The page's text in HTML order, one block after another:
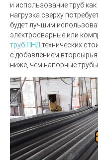
и использование труб
нагрузка сверху
будет лучшим
электросварные или
труб ПНД технических
с добавлением
ниже, чем напорные